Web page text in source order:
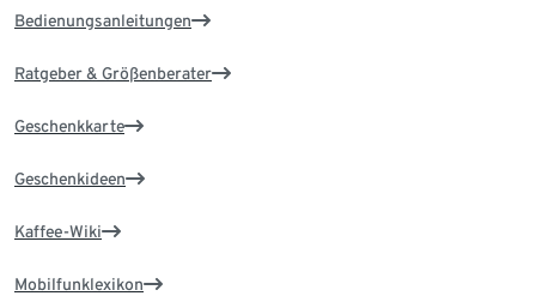
Bedienungsanleitungen
Ratgeber & Größenberater
Geschenkkarte
Geschenkideen
Kaffee-Wiki
Mobilfunklexikon